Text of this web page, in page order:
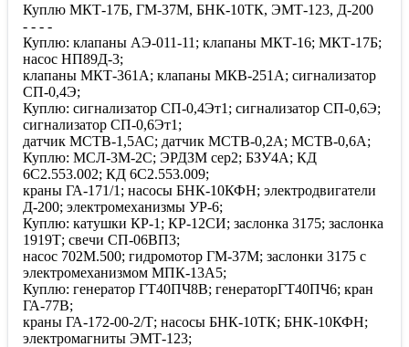
Куплю МКТ-17Б, ГМ-37М, БНК-10ТК, ЭМТ-123, Д-200
- - - -
Куплю: клапаны АЭ-011-11; клапаны МКТ-16; МКТ-17Б;
насос НП89Д-3;
клапаны МКТ-361А; клапаны МКВ-251А; сигнализатор
СП-0,4Э;
Куплю: сигнализатор СП-0,4Эт1; сигнализатор СП-0,6Э;
сигнализатор СП-0,6Эт1;
датчик МСТВ-1,5АС; датчик МСТВ-0,2А; МСТВ-0,6А;
Куплю: МСЛ-3М-2С; ЭРДЗМ сер2; БЗУ4А; КД
6С2.553.002; КД 6С2.553.009;
краны ГА-171/1; насосы БНК-10КФН; электродвигатели
Д-200; электромеханизмы УР-6;
Куплю: катушки КР-1; КР-12СИ; заслонка 3175; заслонка
1919Т; свечи СП-06ВП3;
насос 702М.500; гидромотор ГМ-37М; заслонки 3175 с
электромеханизмом МПК-13А5;
Куплю: генератор ГТ40ПЧ8В; генераторГТ40ПЧ6; кран
ГА-77В;
краны ГА-172-00-2/Т; насосы БНК-10ТК; БНК-10КФН;
электромагниты ЭМТ-123;